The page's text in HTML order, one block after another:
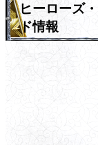
ヒーローズ
ド情報